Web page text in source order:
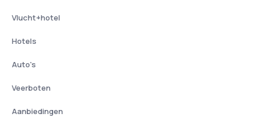
Vlucht+hotel
Hotels
Auto's
Veerboten
Aanbiedingen